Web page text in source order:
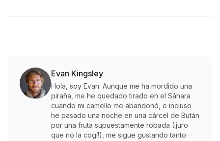
Evan Kingsley
Hola, soy Evan. Aunque me ha mordido una
piraña, me he quedado tirado en el Sáhara
cuando mi camello me abandonó, e incluso
he pasado una noche en una cárcel de Bután
por una fruta supuestamente robada (¡juro
que no la cogí!), me sigue gustando tanto